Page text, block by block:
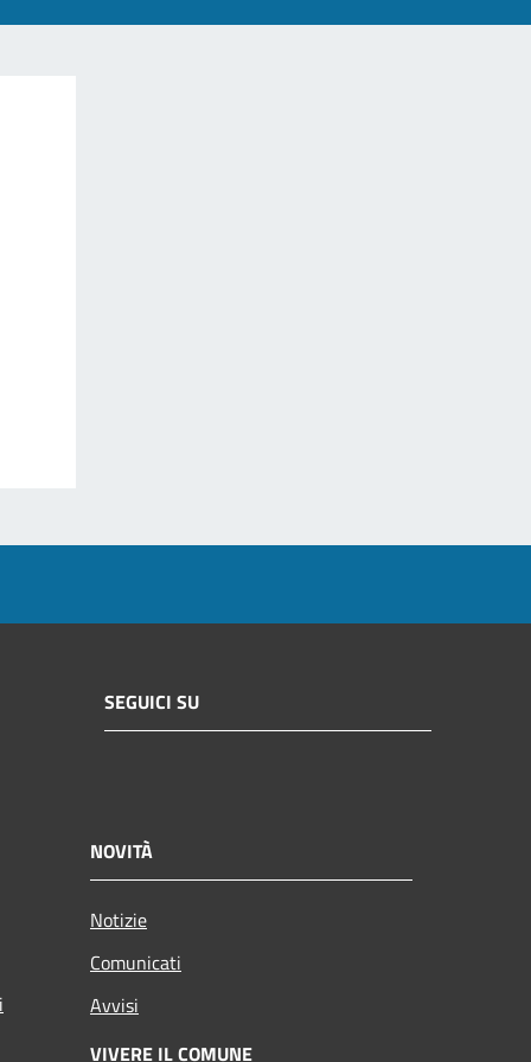
SEGUICI SU
NOVITÀ
Notizie
Comunicati
Avvisi
VIVERE IL COMUNE